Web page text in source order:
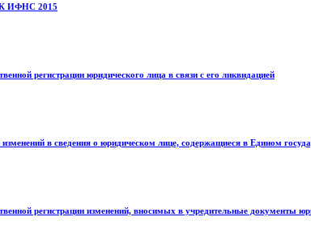
ИФНС 2015
регистрации юридического лица в связи с его ликвидацией
в сведения о юридическом лице, содержащиеся в Едином
регистрации изменений, вносимых в учредительные документы